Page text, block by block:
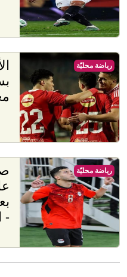
رياضة محليّة
-
رياضة محليّة